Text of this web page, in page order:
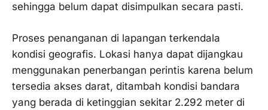
sehingga belum dapat disimpulkan secara pasti.
Proses penanganan di lapangan terkendala
kondisi geografis. Lokasi hanya dapat dijangkau
menggunakan penerbangan perintis karena belum
tersedia akses darat, ditambah kondisi bandara
yang berada di ketinggian sekitar 2.292 meter di